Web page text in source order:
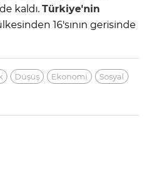
kaldı. Türkiye'nin
16'sının gerisinde
Düşüş Ekonomi
Sosyal